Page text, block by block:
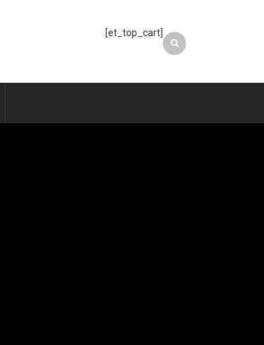
[et_top_cart]